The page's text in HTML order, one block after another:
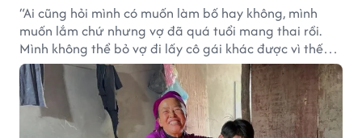
“Ai cũng hỏi mình có muốn làm bố hay không, mình
muốn lắm chứ nhưng vợ đã quá tuổi mang thai rồi.
Mình không thể bỏ vợ đi lấy cô gái khác được vì thế
phải chịu thôi", trai tân kém vợ 27 tuổi nói.